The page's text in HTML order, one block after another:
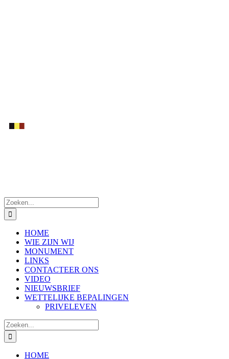
Zoeken
naar:
HOME
WIE ZIJN WIJ
MONUMENT
LINKS
CONTACTEER ONS
VIDEO
NIEUWSBRIEF
WETTELIJKE BEPALINGEN
PRIVELEVEN
Zoeken
naar:
HOME